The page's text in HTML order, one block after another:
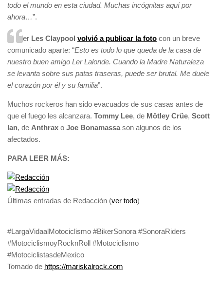
todo el mundo en esta ciudad. Muchas incógnitas aquí por
ahora…”.
El líder Les Claypool volvió a publicar la foto con un breve
comunicado aparte: “Esto es todo lo que queda de la casa de
nuestro buen amigo Ler Lalonde. Cuando la Madre Naturaleza
se levanta sobre sus patas traseras, puede ser brutal. Me duele
el corazón por él y su familia”.
Muchos rockeros han sido evacuados de sus casas antes de
que el fuego les alcanzara. Tommy Lee, de Mötley Crüe, Scott
Ian, de Anthrax o Joe Bonamassa son algunos de los
afectados.
PARA LEER MÁS:
Últimas entradas de Redacción (ver todo)
#LargaVidaalMotociclismo #BikerSonora #SonoraRiders
#MotociclismoyRocknRoll #Motociclismo
#MotociclistasdeMexico
Tomado de https://mariskalrock.com